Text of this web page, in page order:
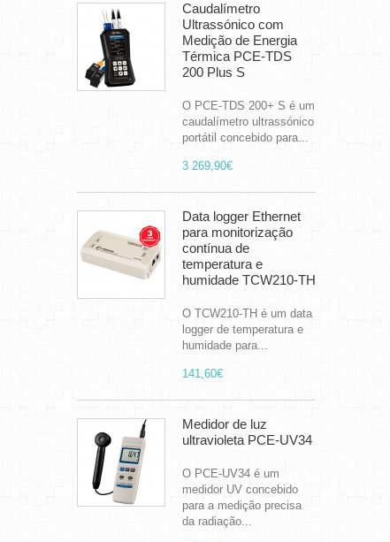
Caudalímetro
Ultrassónico com
Medição de Energia
Térmica PCE-TDS
200 Plus S
O PCE-TDS 200+ S é um
caudalímetro ultrassónico
portátil concebido para...
3 269,90€
Data logger Ethernet
para monitorização
contínua de
temperatura e
humidade TCW210-TH
O TCW210-TH é um data
logger de temperatura e
humidade para...
141,60€
Medidor de luz
ultravioleta PCE-UV34
O PCE-UV34 é um
medidor UV concebido
para a medição precisa
da radiação...